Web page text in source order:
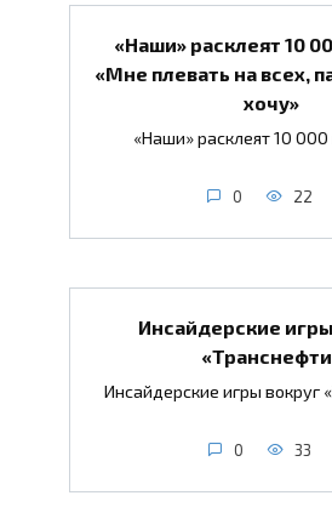
«Наши» расклеят 10
«Мне плевать на всех,
хочу»
«Наши» расклеят 10 000
0 22
Инсайдерские
Инсайдерские игры вокруг
0 33